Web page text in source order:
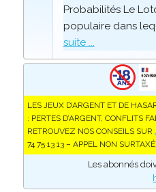
Probabilités Le
populaire dans
suite ...
LES JEUX D’ARGENT ET DE
: PERTES D’ARGENT, CONFLITS
RETROUVEZ NOS CONSEILS SUR
74 75 13 13 – APPEL NON
Les abonnés